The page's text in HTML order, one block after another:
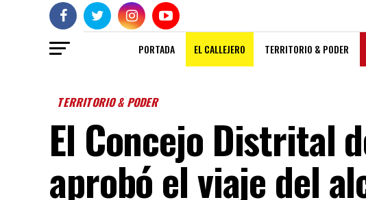
PORTADA EL CALLEJERO TERRITORIO & PODER
TERRITORIO & PODER
El Concejo Distrital
aprobó el viaje del